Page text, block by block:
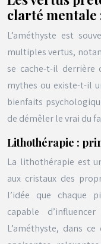
clarté mentale
L’améthyste est
multiples vertus,
se cache-t-il derrière
mythes ou existe-t-il
bienfaits
de démêler le vrai du
Lithothérapie :
La lithothérapie est
aux cristaux des
l’idée que chaque
capable
L’améthyste, dans